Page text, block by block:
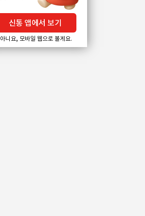
신통 앱에서 보기
아니요, 모바일 웹으로 볼게요.